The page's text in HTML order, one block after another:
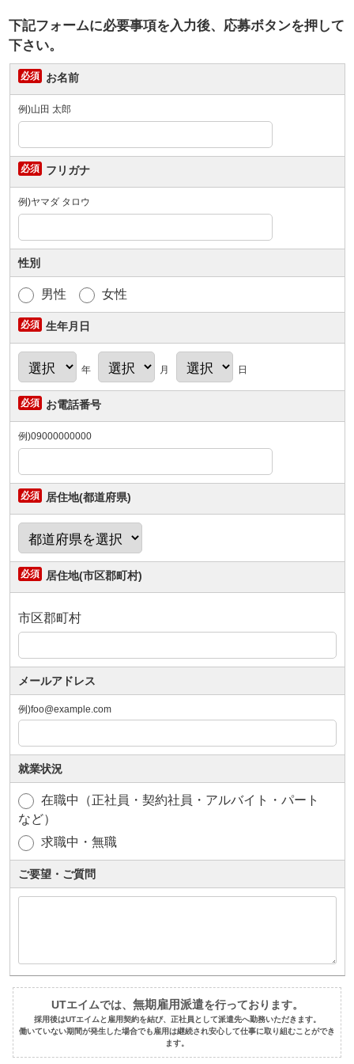
下記フォームに必要事項を入力後、応募ボタンを押して
下さい。
お名前
例)山田 太郎
フリガナ
例)ヤマダ タロウ
性別
男性 女性
生年月日
年 月 日
お電話番号
例)09000000000
居住地(都道府県)
居住地(市区郡町村)
市区郡町村
メールアドレス
例)foo@example.com
就業状況
在職中（正社員・契約社員・アルバイト・パート
など）
求職中・無職
ご要望・ご質問
UTエイムでは、 無期雇用派遣を行っております。
採用後はUTエイムと雇用契約を結び、正社員として派遣先へ勤務いただきます。
働いていない期間が発生した場合でも雇用は継続され安心して仕事に取り組むことができ
ます。